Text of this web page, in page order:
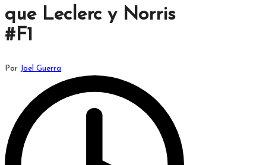
que Leclerc y Norris
#F1
Publicado
Por Joel Guerra